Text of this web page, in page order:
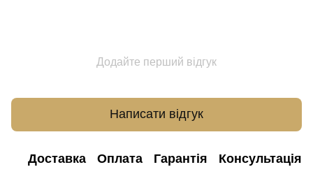
Додайте перший відгук
Написати відгук
Доставка Оплата Гарантія Консультація